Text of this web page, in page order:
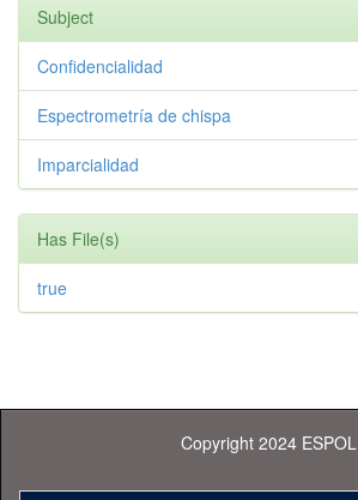
Subject
Confidencialidad
Espectrometría de chispa
Imparcialidad
Has File(s)
true
Copyright 2024 ESPOL